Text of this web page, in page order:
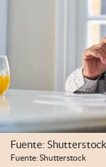
Fuente: Shutterstock
Fuente: Shutterstock